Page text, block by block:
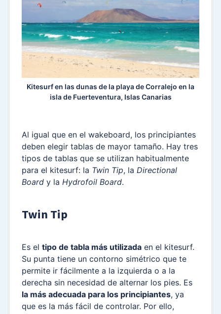
Kitesurf en las dunas de la playa de Corralejo en la
isla de Fuerteventura, Islas Canarias
Al igual que en el wakeboard, los principiantes
deben elegir tablas de mayor tamaño. Hay tres
tipos de tablas que se utilizan habitualmente
para el kitesurf: la Twin Tip, la Directional
Board y la Hydrofoil Board.
Twin Tip
Es el tipo de tabla más utilizada en el kitesurf.
Su punta tiene un contorno simétrico que te
permite ir fácilmente a la izquierda o a la
derecha sin necesidad de alternar los pies. Es
la más adecuada para los principiantes, ya
que es la más fácil de controlar. Por ello,